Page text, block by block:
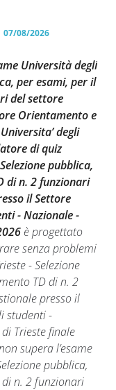
07/08/2026
Università degli
per esami, per il
del settore
Orientamento e
degli
di quiz
pubblica,
di n. 2 funzionari
il Settore
- Nazionale -
è progettato
senza problemi
- Selezione
TD di n. 2
presso il
studenti -
Trieste finale
supera l’esame
pubblica,
n. 2 funzionari